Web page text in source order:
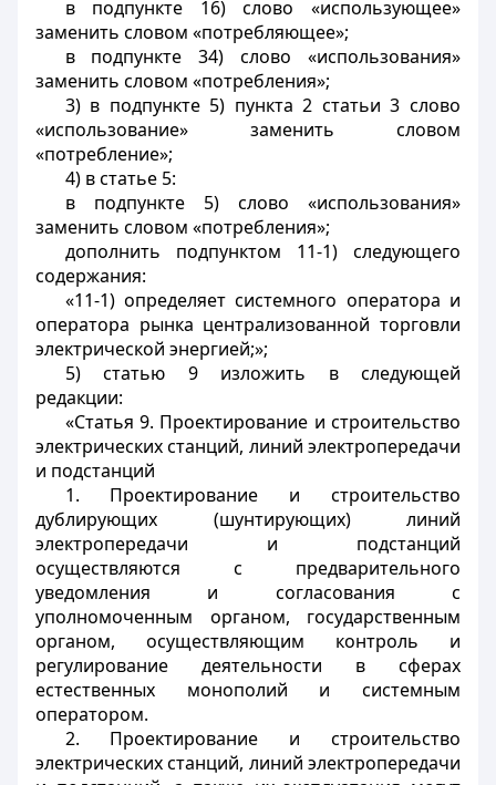
в подпункте 16) слово «использующее»
заменить словом «потребляющее»;
в подпункте 34) слово «использования»
заменить словом «потребления»;
3) в подпункте 5) пункта 2 статьи 3 слово
«использование» заменить словом
«потребление»;
4) в статье 5:
в подпункте 5) слово «использования»
заменить словом «потребления»;
дополнить подпунктом 11-1) следующего
содержания:
«11-1) определяет системного оператора и
оператора рынка централизованной торговли
электрической энергией;»;
5) статью 9 изложить в следующей
редакции:
«Статья 9. Проектирование и строительство
электрических станций, линий электропередачи
и подстанций
1. Проектирование и строительство
дублирующих (шунтирующих) линий
электропередачи и подстанций
осуществляются с предварительного
уведомления и согласования с
уполномоченным органом, государственным
органом, осуществляющим контроль и
регулирование деятельности в сферах
естественных монополий и системным
оператором.
2. Проектирование и строительство
электрических станций, линий электропередачи